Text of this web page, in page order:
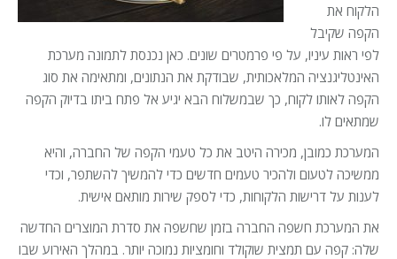
הלקוח את
הקפה שקיבל
לפי ראות עיניו, על פי פרמטרים שונים. כאן נכנסת לתמונה מערכת
האינטליגנציה המלאכותית, שבודקת את הנתונים, ומתאימה את סוג
הקפה לאותו לקוח, כך שבמשלוח הבא יגיע אל פתח ביתו בדיוק הקפה
שמתאים לו.
המערכת כמובן, מכירה היטב את כל טעמי הקפה של החברה, והיא
ממשיכה לטעום ולהכיר טעמים חדשים כדי להמשיך להשתפר, וכדי
לענות על דרישות הלקוחות, כדי לספק שירות מותאם אישית.
את המערכת חשפה החברה בזמן שחשפה את סדרת המוצרים החדשה
שלה: קפה עם תמצית שוקולד וחומציות נמוכה יותר. במהלך האירוע שבו